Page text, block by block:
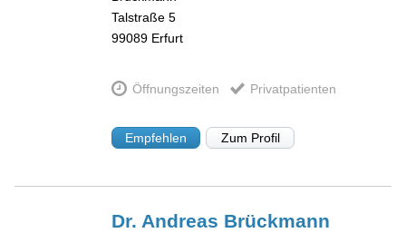
Talstraße 5
99089 Erfurt
Öffnungszeiten Privatpatienten
Empfehlen Zum Profil
Dr. Andreas Brückmann